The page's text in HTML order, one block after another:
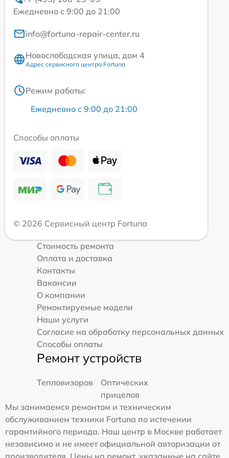
Ежедневно с 9:00 до 21:00
info@fortuna-repair-center.ru
Новослободская улица, дом 4
Адрес сервисного центра Fortuna
Режим работы:
Ежедневно с 9:00 до 21:00
Способы оплаты
© 2026 Сервисный центр Fortuna
Стоимость ремонта
Оплата и доставка
Контакты
Вакансии
О компании
Ремонтируемые модели
Наши услуги
Согласие на обработку персональных данных
Способы оплаты
Ремонт устройств
Тепловизоров
Оптических
прицелов
Мы занимаемся ремонтом и техническим
обслуживанием техники Fortuna по истечении
гарантийного периода. Наш центр в Москве работает
независимо и не имеет официальной авторизации от